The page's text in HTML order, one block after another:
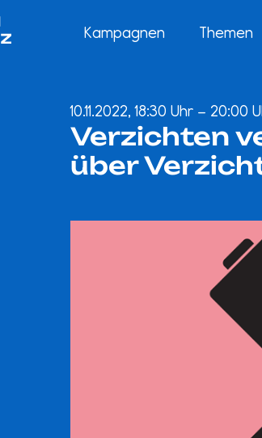
Kampagnen Themen
10.11.2022, 18:30 Uhr – 20:00
Verzichten
über